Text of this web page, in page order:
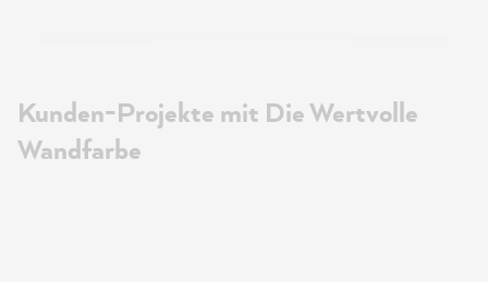
Kunden-Projekte mit Die Wertvolle
Wandfarbe